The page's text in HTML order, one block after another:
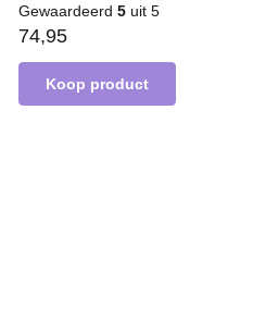
Gewaardeerd 5 uit 5
74,95
Koop product